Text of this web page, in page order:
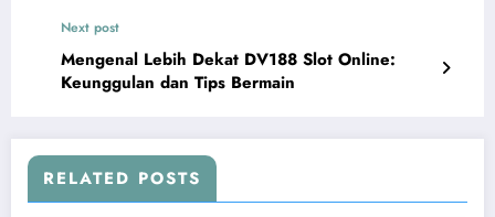
Next post
Mengenal Lebih Dekat DV188 Slot Online:
Keunggulan dan Tips Bermain
RELATED POSTS